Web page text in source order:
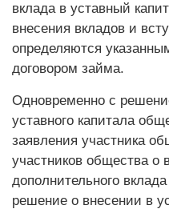
вклада в уставный
внесения вкладов и
определяются
договором займа.
Одновременно с
уставного капитала
заявления участника
участников общества
дополнительного
решение о внесении в